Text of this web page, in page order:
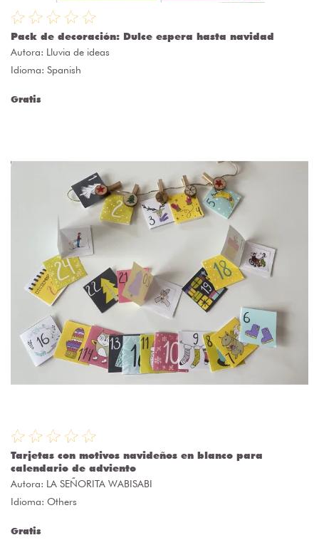
Pack de decoración: Dulce espera hasta navidad
Autora: Lluvia de ideas
Idioma: Spanish
Gratis
Tarjetas con motivos navideños en blanco para
calendario de adviento
Autora: LA SEÑORITA WABISABI
Idioma: Others
Gratis